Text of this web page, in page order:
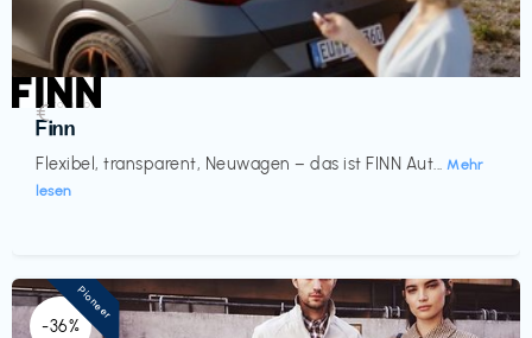
Automobil
Finn
Flexibel, transparent, Neuwagen – das ist FINN Aut... Mehr
lesen
€‎
-36%
Pioneer